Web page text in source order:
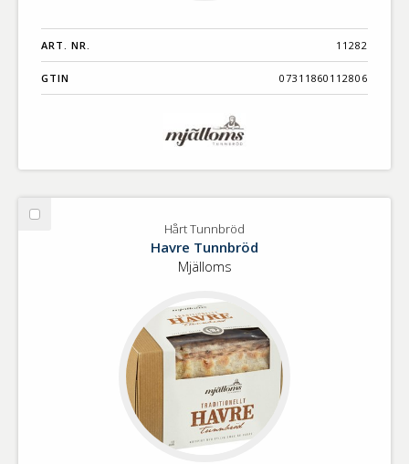
ART. NR. 11282
GTIN 07311860112806
Välj
Hårt Tunnbröd
Havre Tunnbröd
Mjälloms